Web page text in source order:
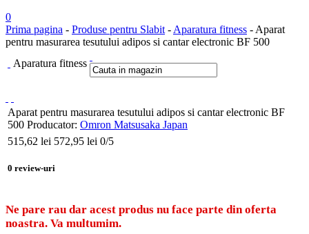
0
Prima pagina - Produse pentru Slabit - Aparatura fitness - Aparat
pentru masurarea tesutului adipos si cantar electronic BF 500
Aparatura fitness
Aparat pentru masurarea tesutului adipos si cantar electronic BF
500 Producator: Omron Matsusaka Japan
515,62 lei 572,95 lei 0/5
0 review-uri
Ne pare rau dar acest produs nu face parte din oferta
noastra. Va multumim.